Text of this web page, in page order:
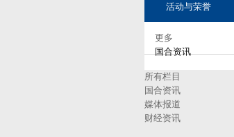
活动与荣誉
更多
国合资讯
所有栏目
国合资讯
媒体报道
财经资讯